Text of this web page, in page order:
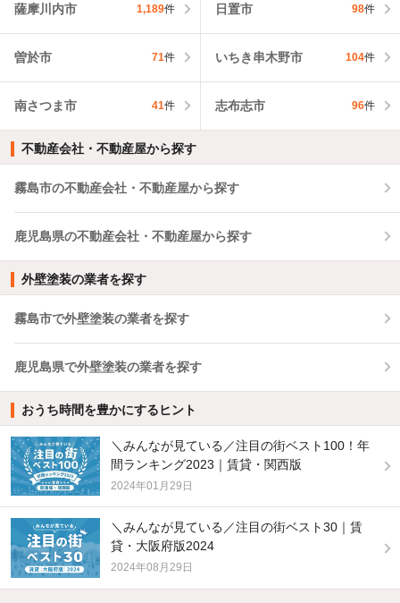
薩摩川内市 1,189件 日置市 98件
曽於市 71件 いちき串木野市 104件
南さつま市 41件 志布志市 96件
不動産会社・不動産屋から探す
霧島市の不動産会社・不動産屋から探す
鹿児島県の不動産会社・不動産屋から探す
外壁塗装の業者を探す
霧島市で外壁塗装の業者を探す
鹿児島県で外壁塗装の業者を探す
おうち時間を豊かにするヒント
＼みんなが見ている／注目の街ベスト100！年
間ランキング2023｜賃貸・関西版
2024年01月29日
＼みんなが見ている／注目の街ベスト30｜賃
貸・大阪府版2024
2024年08月29日